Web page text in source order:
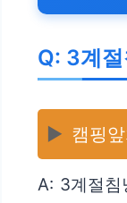
Q: 3계
▶️ 캠핑
A: 3계절침